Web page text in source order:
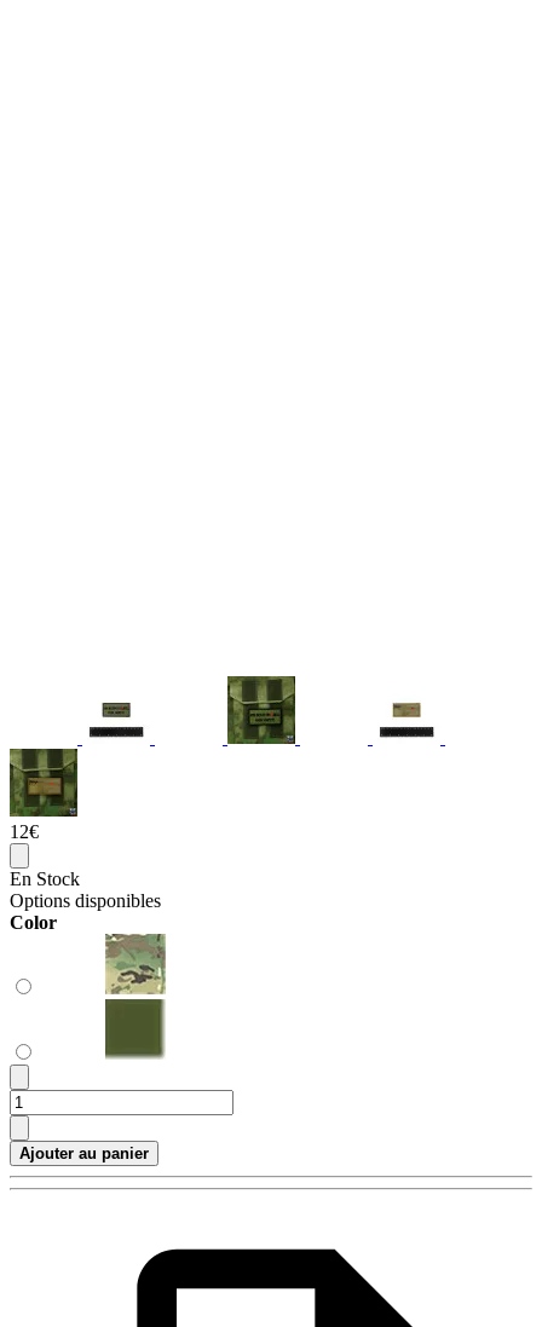
12€
En Stock
Options disponibles
Color
Ajouter au panier